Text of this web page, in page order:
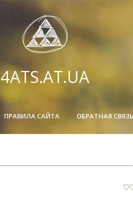
4ATS.AT.UA
ПРАВИЛА САЙТА ОБРАТНАЯ СВЯЗЬ